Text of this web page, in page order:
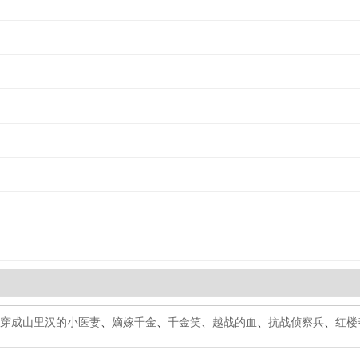
穿成山里汉的小医妻 嫡嫁千金 千金笑 越战的血 抗战侦察兵 红楼